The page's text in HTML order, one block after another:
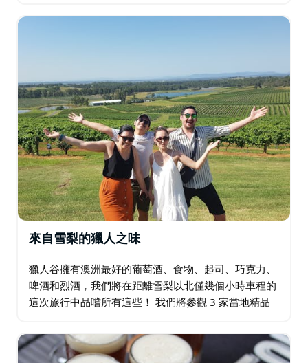
獨立啤酒廠的中心，擁有多家啤酒廠、釀酒廠…
來自雪梨的獵人之味
獵人谷擁有澳洲最好的葡萄酒、食物、起司、巧克力、
啤酒和烈酒，我們將在距離雪梨以北僅幾個小時車程的
這次旅行中品嚐所有這些！ 我們將參觀 3 家當地精品
嚐，並在選定地點進行幕後遊覽。在某些場所…